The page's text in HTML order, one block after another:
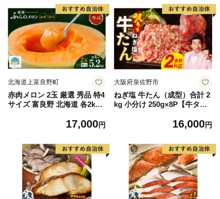
北海道上富良野町
赤肉メロン 2玉 厳選 秀品 特4
サイズ 富良野 北海道 各2kg
富良野 メロン めろん 果物 く
17,000円
大阪府泉佐野市
ねぎ塩 牛たん（成型）合計 2
kg 小分け 250g×8P【牛タン
16,000円